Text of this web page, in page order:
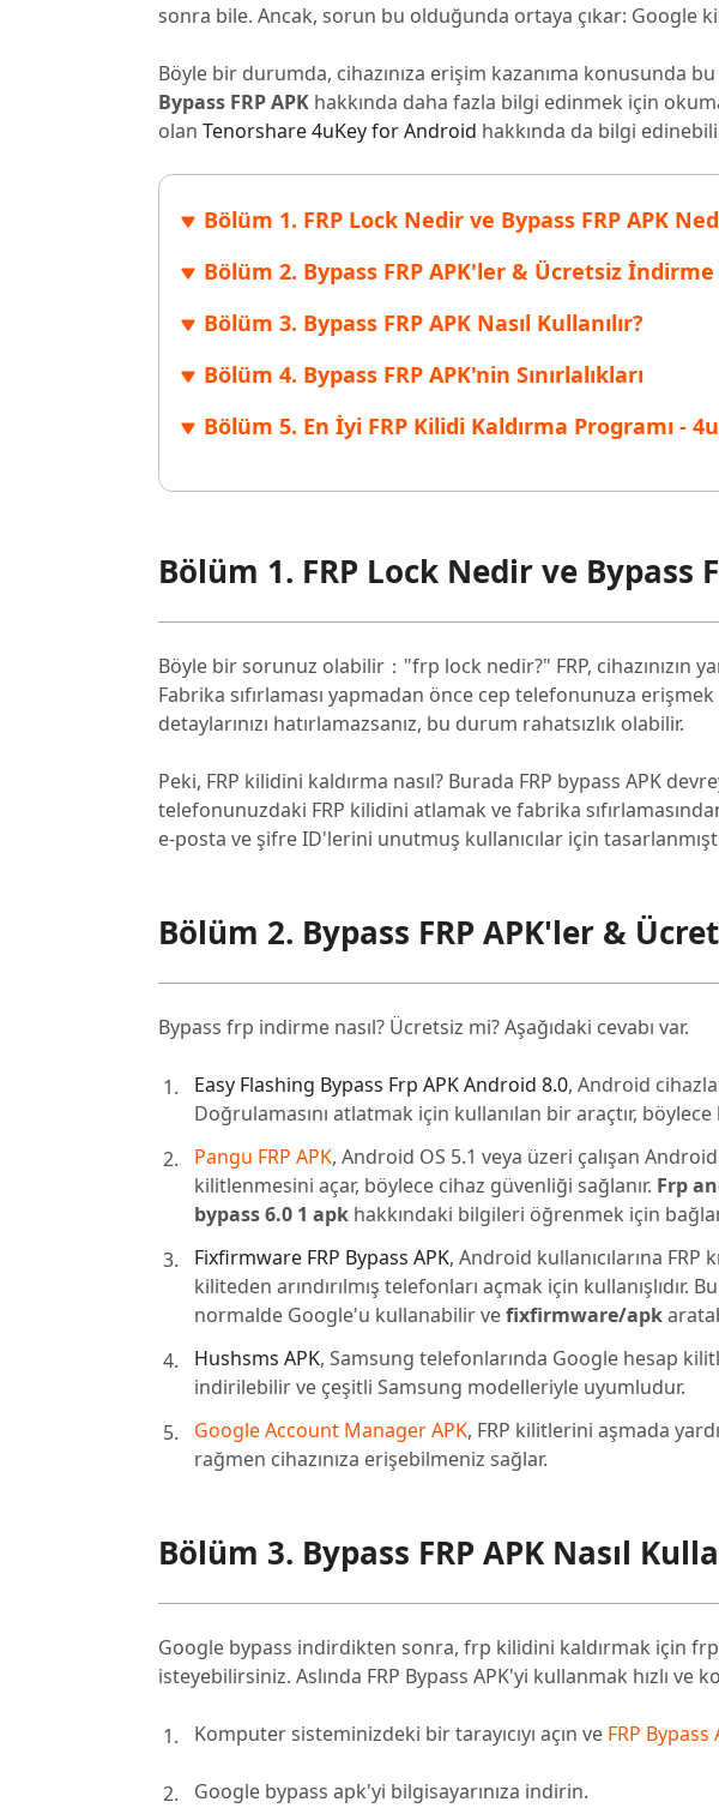
Windows'ta silinen dosyaları kurtarın Mac'te silinen dosyaları kurtarın
Tüm Ürünleri İncele
Android verilerini PC olmadan kurtarın iPhone'u AI ile ücretsiz temizleyin
Ücretsiz
Ücretsiz Online AI Fotoğraf Düzenleme Aracı AI ile daha akıllı, daha hızlı, daha iyi
sonra bile. Ancak, sorun bu olduğunda ortaya çıkar: Google
Böyle bir durumda, cihazınıza erişim kazanıma konusunda bu
Bypass FRP APK hakkında daha fazla bilgi edinmek için
olan Tenorshare 4uKey for Android hakkında da bilgi
Bölüm 1. FRP Lock Nedir ve Bypass FRP APK
Bölüm 2. Bypass FRP APK'ler & Ücretsiz İndirme
Bölüm 3. Bypass FRP APK Nasıl Kullanılır?
Bölüm 4. Bypass FRP APK'nin Sınırlalıkları
Bölüm 5. En İyi FRP Kilidi Kaldırma Programı -
Bölüm 1. FRP Lock Nedir ve Bypass
Böyle bir sorunuz olabilir："frp lock nedir?" FRP, cihazınızın
Fabrika sıfırlaması yapmadan önce cep telefonunuza
detaylarınızı hatırlamazsanız, bu durum rahatsızlık olabilir.
Peki, FRP kilidini kaldırma nasıl? Burada FRP bypass APK
telefonunuzdaki FRP kilidini atlamak ve fabrika
e-posta ve şifre ID'lerini unutmuş kullanıcılar için
Bölüm 2. Bypass FRP APK'ler &
Bypass frp indirme nasıl? Ücretsiz mi? Aşağıdaki cevabı var.
Easy Flashing Bypass Frp APK Android 8.0, Android
Doğrulamasını atlatmak için kullanılan bir araçtır,
Pangu FRP APK, Android OS 5.1 veya üzeri çalışan
kilitlenmesini açar, böylece cihaz güvenliği sağlanır. Frp
bypass 6.0 1 apk hakkındaki bilgileri öğrenmek için
Fixfirmware FRP Bypass APK, Android kullanıcılarına FRP
kiliteden arındırılmış telefonları açmak için kullanışlıdır.
normalde Google'u kullanabilir vefixfirmware/apk
Hushsms APK, Samsung telefonlarında Google hesap
indirilebilir ve çeşitli Samsung modelleriyle uyumludur.
Google Account Manager APK, FRP kilitlerini aşmada
rağmen cihazınıza erişebilmeniz sağlar.
Bölüm 3. Bypass FRP APK Nasıl
Google bypass indirdikten sonra, frp kilidini kaldırmak için frp
isteyebilirsiniz. Aslında FRP Bypass APK'yi kullanmak hızlı ve
Komputer sisteminizdeki bir tarayıcıyı açın ve FRP Bypass
Google bypass apk'yi bilgisayarınıza indirin.